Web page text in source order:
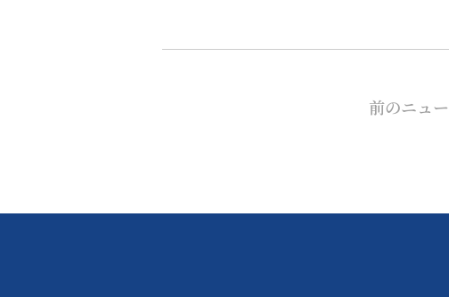
前のニュ